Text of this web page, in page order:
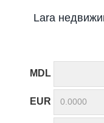
Lara
MDL
EUR